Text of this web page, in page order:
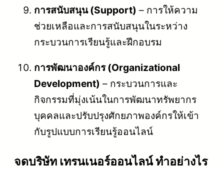
การสนับสนุน (Support) – การให้ความ
ช่วยเหลือและการสนับสนุนในระหว่าง
กระบวนการเรียนรู้และฝึกอบรม
การพัฒนาองค์กร (Organizational
Development) – กระบวนการและ
กิจกรรมที่มุ่งเน้นในการพัฒนาทรัพยากร
บุคคลและปรับปรุงศักยภาพองค์กรให้เข้า
กับรูปแบบการเรียนรู้ออนไลน์
จดบริษัท เทรนเนอร์ออนไลน์ ทำอย่างไร